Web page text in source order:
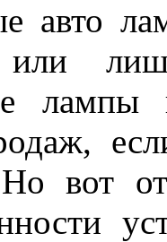
авто
лампы
вот